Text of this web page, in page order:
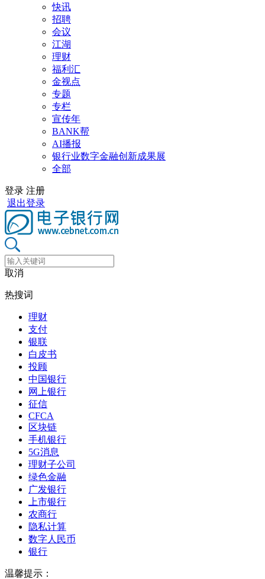
快讯
招聘
会议
江湖
理财
福利汇
金视点
专题
专栏
宣传年
BANK帮
AI播报
银行业数字金融创新成果展
全部
登录 注册
退出登录
取消
热搜词
理财
支付
银联
白皮书
投顾
中国银行
网上银行
征信
CFCA
区块链
手机银行
5G消息
理财子公司
绿色金融
广发银行
上市银行
农商行
隐私计算
数字人民币
银行
温馨提示：